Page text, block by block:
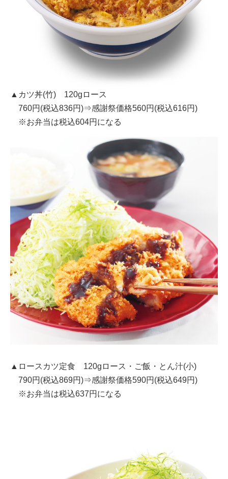
▲カツ丼(竹) 120gロース
760円(税込836円)⇒感謝祭価格560円(税込616円)
※お弁当は税込604円になる
▲ロースカツ定食 120gロース・ご飯・とん汁(小)
790円(税込869円)⇒感謝祭価格590円(税込649円)
※お弁当は税込637円になる